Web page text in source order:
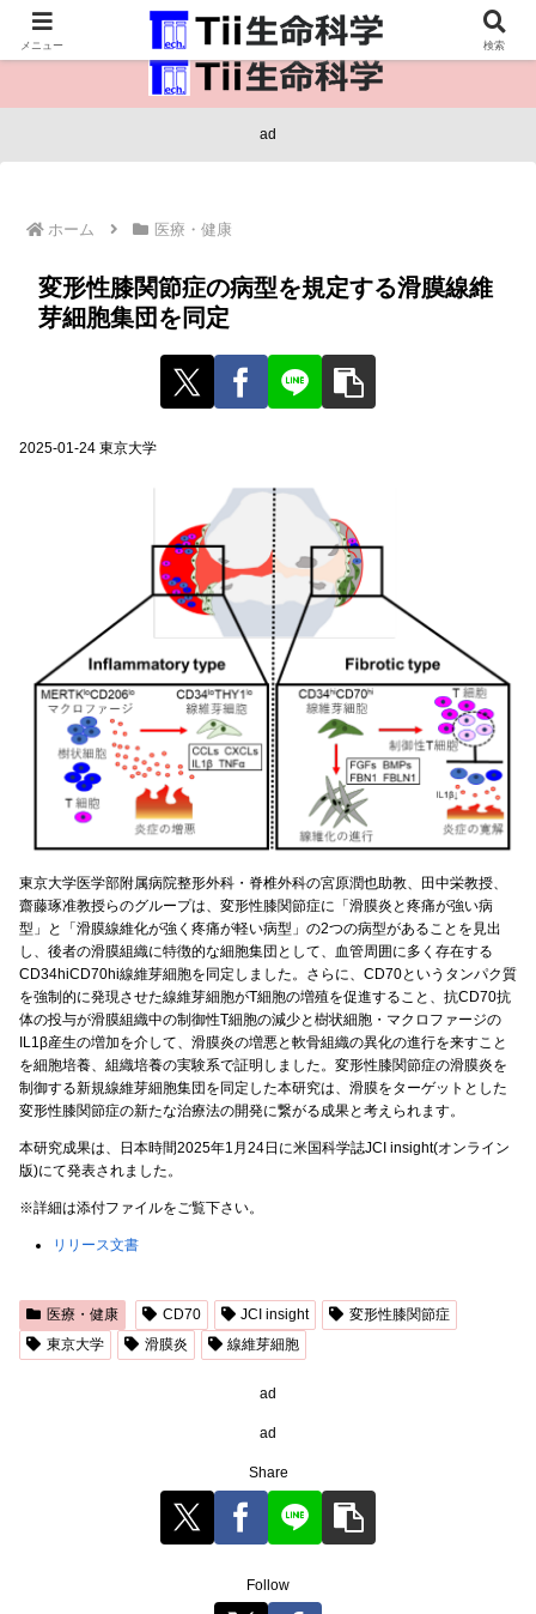
医療保健・生命・生物の情報インフラ。
ad
ホーム 医療・健康
変形性膝関節症の病型を規定する滑膜線維
芽細胞集団を同定
2025-01-24 東京大学
東京大学医学部附属病院整形外科・脊椎外科の宮原潤也助教、田中栄教授、
齋藤琢准教授らのグループは、変形性膝関節症に「滑膜炎と疼痛が強い病
型」と「滑膜線維化が強く疼痛が軽い病型」の2つの病型があることを見出
し、後者の滑膜組織に特徴的な細胞集団として、血管周囲に多く存在する
CD34hiCD70hi線維芽細胞を同定しました。さらに、CD70というタンパク質
を強制的に発現させた線維芽細胞がT細胞の増殖を促進すること、抗CD70抗
体の投与が滑膜組織中の制御性T細胞の減少と樹状細胞・マクロファージの
IL1β産生の増加を介して、滑膜炎の増悪と軟骨組織の異化の進行を来すこと
を細胞培養、組織培養の実験系で証明しました。変形性膝関節症の滑膜炎を
制御する新規線維芽細胞集団を同定した本研究は、滑膜をターゲットとした
変形性膝関節症の新たな治療法の開発に繋がる成果と考えられます。
本研究成果は、日本時間2025年1月24日に米国科学誌JCI insight(オンライン
版)にて発表されました。
※詳細は添付ファイルをご覧下さい。
リリース文書
医療・健康 CD70 JCI insight
変形性膝関節症
東京大学
滑膜炎 線維芽細胞
ad
ad
Share
Follow
メニュー 検索